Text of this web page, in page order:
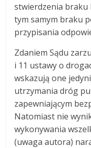
stwierdzenia braku
tym samym braku
przypisania
Zdaniem Sądu
i 11 ustawy o
wskazują one
utrzymania dróg
zapewniającym
Natomiast nie
wykonywania
(uwaga autora)